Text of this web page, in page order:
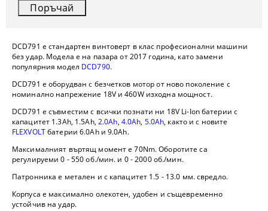
DCD791 е стандартен винтоверт в клас професионални машини
без удар. Модела е на пазара от 2017 година, като замени
популярния модел DCD790.
DCD791 e оборудван с безчетков мотор от ново поколение с
номинално напрежение 18V и 460W изходна мощност.
DCD791 е съвместим с всички познати ни 18V Li-Ion батерии с
капацитет 1.3Ah, 1.5Ah, 2.0Ah, 4.0Ah, 5.0Ah, както и с новите
FLEXVOLTбатерии 6.0Ah и 9.0Ah.
Максималният въртящ момент е 70Nm. Оборотите са
регулируеми 0 - 550 об./мин. и 0 - 2000 об./мин.
Патронника е метален и с капацитет 1.5 - 13.0 мм. свредло.
Корпуса е максимално олекотен, удобен и същевременно
устойчив на удар.